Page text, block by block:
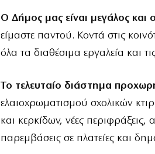
Ο Δήμος μας είναι μεγάλος και
είμαστε παντού. Κοντά στις
όλα τα διαθέσιμα εργαλεία και
Το τελευταίο διάστημα
ελαιοχρωματισμού σχολικών
και κερκίδων, νέες
παρεμβάσεις σε πλατείες και